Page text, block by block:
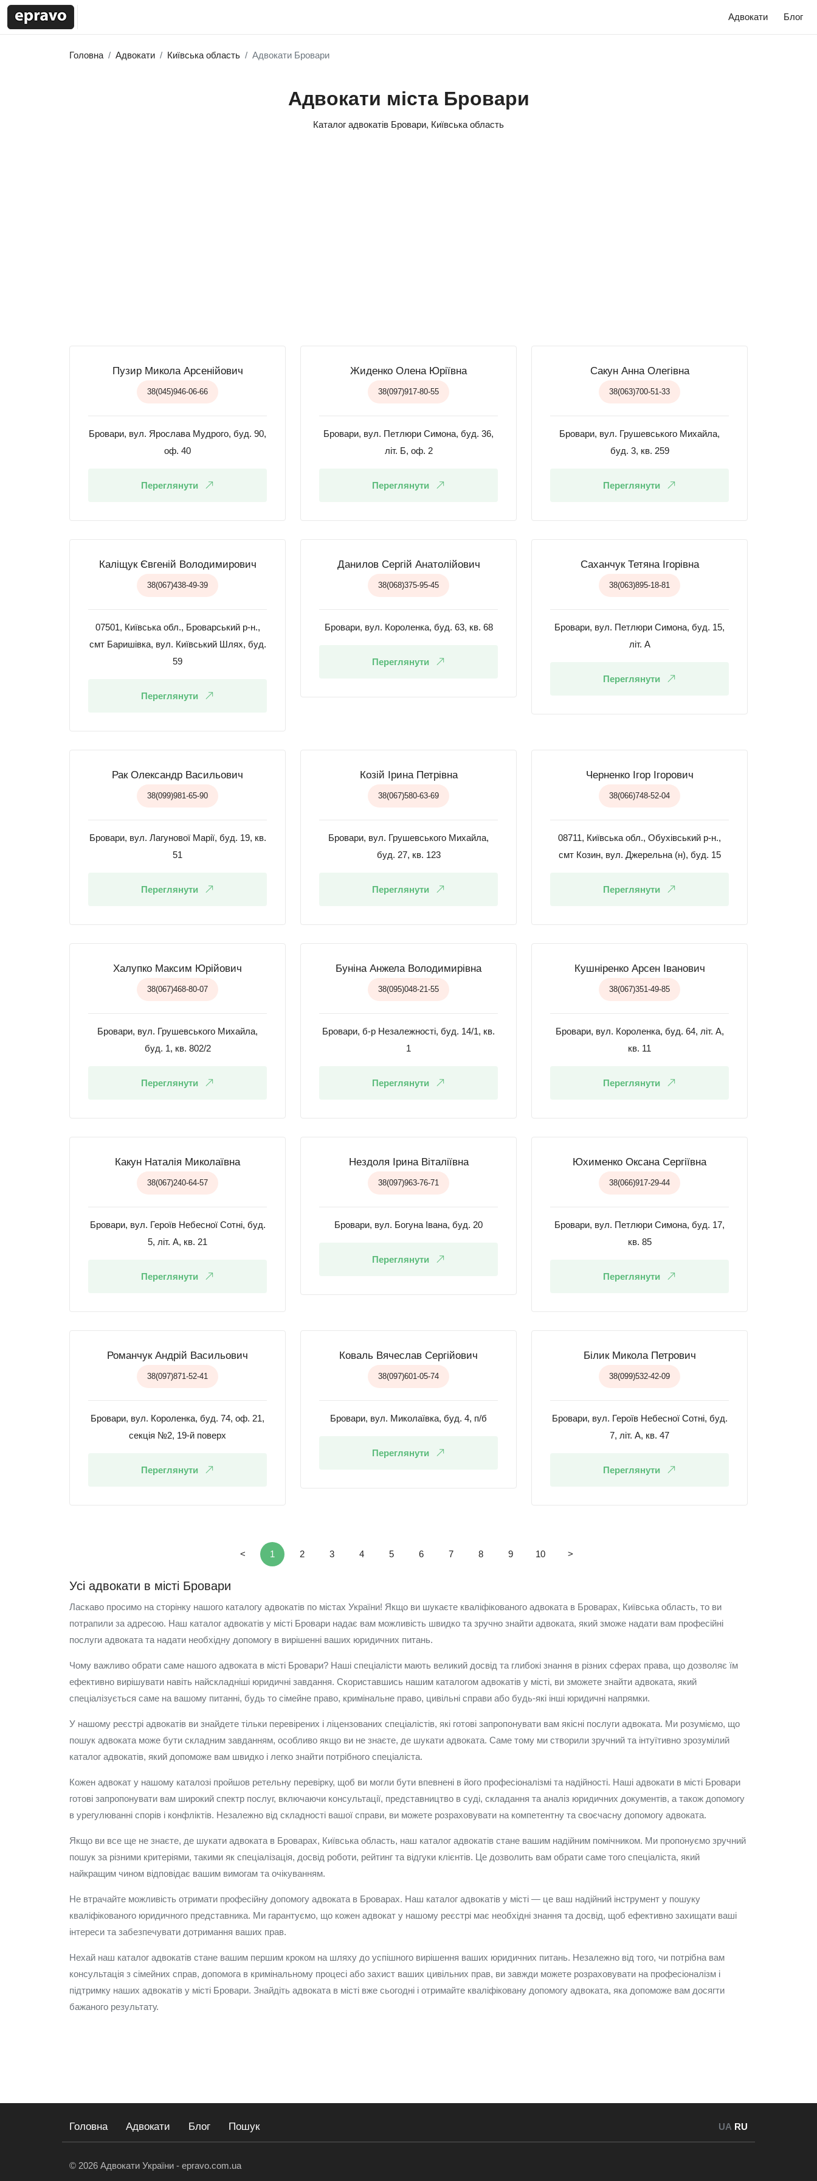
Адвокати Блог
Головна Адвокати Київська область Адвокати Бровари
Адвокати міста Бровари
Каталог адвокатів Бровари, Київська область
Пузир Микола Арсенійович
38(045)946-06-66
Бровари, вул. Ярослава Мудрого, буд. 90,
оф. 40
Переглянути
Жиденко Олена Юріївна
38(097)917-80-55
Бровари, вул. Петлюри Симона, буд. 36,
літ. Б, оф. 2
Переглянути
Сакун Анна Олегівна
38(063)700-51-33
Бровари, вул. Грушевського Михайла,
буд. 3, кв. 259
Переглянути
Каліщук Євгеній Володимирович
38(067)438-49-39
07501, Київська обл., Броварський р-н.,
смт Баришівка, вул. Київський Шлях, буд.
59
Переглянути
Данилов Сергій Анатолійович
38(068)375-95-45
Бровари, вул. Короленка, буд. 63, кв. 68
Переглянути
Саханчук Тетяна Ігорівна
38(063)895-18-81
Бровари, вул. Петлюри Симона, буд. 15,
літ. А
Переглянути
Рак Олександр Васильович
38(099)981-65-90
Бровари, вул. Лагунової Марії, буд. 19, кв.
51
Переглянути
Козій Ірина Петрівна
38(067)580-63-69
Бровари, вул. Грушевського Михайла,
буд. 27, кв. 123
Переглянути
Черненко Ігор Ігорович
38(066)748-52-04
08711, Київська обл., Обухівський р-н.,
смт Козин, вул. Джерельна (н), буд. 15
Переглянути
Халупко Максим Юрійович
38(067)468-80-07
Бровари, вул. Грушевського Михайла,
буд. 1, кв. 802/2
Переглянути
Буніна Анжела Володимирівна
38(095)048-21-55
Бровари, б-р Незалежності, буд. 14/1, кв.
1
Переглянути
Кушніренко Арсен Іванович
38(067)351-49-85
Бровари, вул. Короленка, буд. 64, літ. А,
кв. 11
Переглянути
Какун Наталія Миколаївна
38(067)240-64-57
Бровари, вул. Героїв Небесної Сотні, буд.
5, літ. А, кв. 21
Переглянути
Нездоля Ірина Віталіївна
38(097)963-76-71
Бровари, вул. Богуна Івана, буд. 20
Переглянути
Юхименко Оксана Сергіївна
38(066)917-29-44
Бровари, вул. Петлюри Симона, буд. 17,
кв. 85
Переглянути
Романчук Андрій Васильович
38(097)871-52-41
Бровари, вул. Короленка, буд. 74, оф. 21,
секція №2, 19-й поверх
Переглянути
Коваль Вячеслав Сергійович
38(097)601-05-74
Бровари, вул. Миколаївка, буд. 4, п/б
Переглянути
Білик Микола Петрович
38(099)532-42-09
Бровари, вул. Героїв Небесної Сотні, буд.
7, літ. А, кв. 47
Переглянути
< 1 2 3 4 5 6 7 8 9 10 >
Усі адвокати в місті Бровари
Ласкаво просимо на сторінку нашого каталогу адвокатів по містах України! Якщо ви шукаєте кваліфікованого адвоката в Броварах, Київська область, то ви
потрапили за адресою. Наш каталог адвокатів у місті Бровари надає вам можливість швидко та зручно знайти адвоката, який зможе надати вам професійні
послуги адвоката та надати необхідну допомогу в вирішенні ваших юридичних питань.
Чому важливо обрати саме нашого адвоката в місті Бровари? Наші спеціалісти мають великий досвід та глибокі знання в різних сферах права, що дозволяє їм
ефективно вирішувати навіть найскладніші юридичні завдання. Скориставшись нашим каталогом адвокатів у місті, ви зможете знайти адвоката, який
спеціалізується саме на вашому питанні, будь то сімейне право, кримінальне право, цивільні справи або будь-які інші юридичні напрямки.
У нашому реєстрі адвокатів ви знайдете тільки перевірених і ліцензованих спеціалістів, які готові запропонувати вам якісні послуги адвоката. Ми розуміємо, що
пошук адвоката може бути складним завданням, особливо якщо ви не знаєте, де шукати адвоката. Саме тому ми створили зручний та інтуїтивно зрозумілий
каталог адвокатів, який допоможе вам швидко і легко знайти потрібного спеціаліста.
Кожен адвокат у нашому каталозі пройшов ретельну перевірку, щоб ви могли бути впевнені в його професіоналізмі та надійності. Наші адвокати в місті Бровари
готові запропонувати вам широкий спектр послуг, включаючи консультації, представництво в суді, складання та аналіз юридичних документів, а також допомогу
в урегулюванні спорів і конфліктів. Незалежно від складності вашої справи, ви можете розраховувати на компетентну та своєчасну допомогу адвоката.
Якщо ви все ще не знаєте, де шукати адвоката в Броварах, Київська область, наш каталог адвокатів стане вашим надійним помічником. Ми пропонуємо зручний
пошук за різними критеріями, такими як спеціалізація, досвід роботи, рейтинг та відгуки клієнтів. Це дозволить вам обрати саме того спеціаліста, який
найкращим чином відповідає вашим вимогам та очікуванням.
Не втрачайте можливість отримати професійну допомогу адвоката в Броварах. Наш каталог адвокатів у місті — це ваш надійний інструмент у пошуку
кваліфікованого юридичного представника. Ми гарантуємо, що кожен адвокат у нашому реєстрі має необхідні знання та досвід, щоб ефективно захищати ваші
інтереси та забезпечувати дотримання ваших прав.
Нехай наш каталог адвокатів стане вашим першим кроком на шляху до успішного вирішення ваших юридичних питань. Незалежно від того, чи потрібна вам
консультація з сімейних справ, допомога в кримінальному процесі або захист ваших цивільних прав, ви завжди можете розраховувати на професіоналізм і
підтримку наших адвокатів у місті Бровари. Знайдіть адвоката в місті вже сьогодні і отримайте кваліфіковану допомогу адвоката, яка допоможе вам досягти
бажаного результату.
Головна Адвокати Блог Пошук UA RU
© 2026 Адвокати України - epravo.com.ua